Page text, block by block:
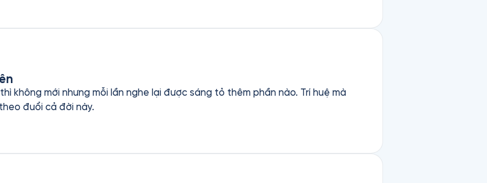
không mới nhưng mỗi lần nghe lại được sáng tỏ thêm phần nào. Trí huệ mà
đuổi cả đời này.